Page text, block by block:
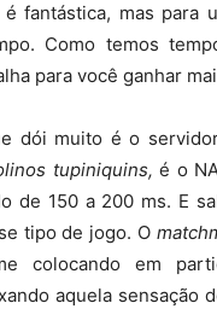
é fantástica, mas para
Como temos
para você ganhar
dói muito é o
tupiniquins, é o
de 150 a 200 ms. E
tipo de jogo. O
colocando em
aquela sensação